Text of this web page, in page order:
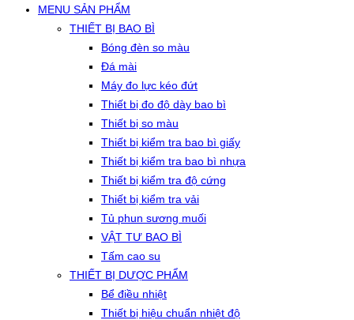
MENU SẢN PHẨM
THIẾT BỊ BAO BÌ
Bóng đèn so màu
Đá mài
Máy đo lực kéo đứt
Thiết bị đo độ dày bao bì
Thiết bị so màu
Thiết bị kiểm tra bao bì giấy
Thiết bị kiểm tra bao bì nhựa
Thiết bị kiểm tra độ cứng
Thiết bị kiểm tra vải
Tủ phun sương muối
VẬT TƯ BAO BÌ
Tấm cao su
THIẾT BỊ DƯỢC PHẨM
Bể điều nhiệt
Thiết bị hiệu chuẩn nhiệt độ